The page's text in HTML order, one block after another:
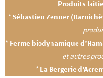
Produits
* Sébastien Zenner
* Ferme biodynamique
et autres
* La Bergerie